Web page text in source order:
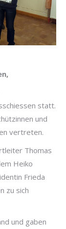
statt.
und
vertreten.
Thomas
Heiko
Frieda
zu sich
und gaben